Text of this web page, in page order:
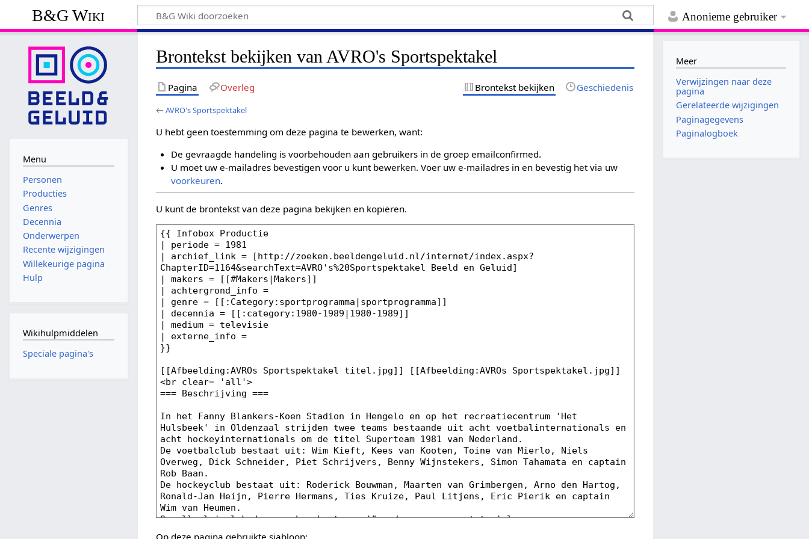
Anonieme gebruiker
B&G Wiki
Brontekst bekijken van AVRO's Sportspektakel
Pagina Overleg Brontekst bekijken Geschiedenis
←AVRO's Sportspektakel
U hebt geen toestemming om deze pagina te bewerken, want:
De gevraagde handeling is voorbehouden aan gebruikers in de groep emailconfirmed.
U moet uw e-mailadres bevestigen voor u kunt bewerken. Voer uw e-mailadres in en bevestig het via uw
voorkeuren.
U kunt de brontekst van deze pagina bekijken en kopiëren.
Op deze pagina gebruikte sjabloon:
Menu
Personen
Producties
Genres
Decennia
Onderwerpen
Recente wijzigingen
Willekeurige pagina
Hulp
Wikihulpmiddelen
Speciale pagina's
Meer
Verwijzingen naar deze
pagina
Gerelateerde wijzigingen
Paginagegevens
Paginalogboek